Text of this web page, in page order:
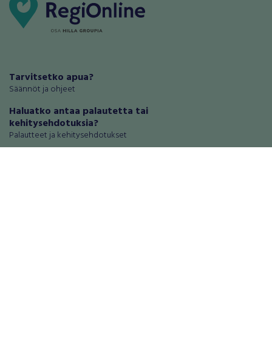
Tarvitsetko apua?
Säännöt ja ohjeet
Haluatko antaa palautetta tai
kehitysehdotuksia?
Palautteet ja kehitysehdotukset